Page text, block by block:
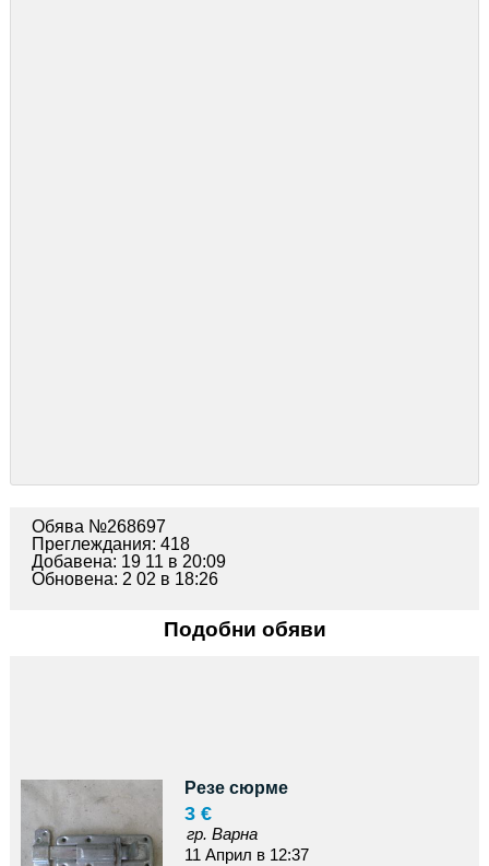
Обява №268697
Преглеждания: 418
Добавена: 19 11 в 20:09
Обновена: 2 02 в 18:26
Подобни обяви
Резе сюрме
3 €
гр. Варна
11 Април в 12:37